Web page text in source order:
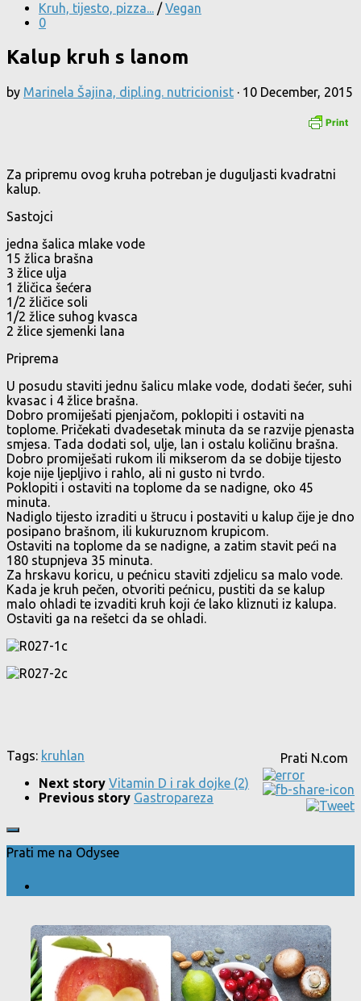
Kruh, tijesto, pizza... / Vegan
0
Kalup kruh s lanom
by Marinela Šajina, dipl.ing. nutricionist · 10 December, 2015
Za pripremu ovog kruha potreban je duguljasti kvadratni
kalup.
Sastojci
jedna šalica mlake vode
15 žlica brašna
3 žlice ulja
1 žličica šećera
1/2 žličice soli
1/2 žlice suhog kvasca
2 žlice sjemenki lana
Priprema
U posudu staviti jednu šalicu mlake vode, dodati šećer, suhi
kvasac i 4 žlice brašna.
Dobro promiješati pjenjačom, poklopiti i ostaviti na
toplome. Pričekati dvadesetak minuta da se razvije pjenasta
smjesa. Tada dodati sol, ulje, lan i ostalu količinu brašna.
Dobro promiješati rukom ili mikserom da se dobije tijesto
koje nije ljepljivo i rahlo, ali ni gusto ni tvrdo.
Poklopiti i ostaviti na toplome da se nadigne, oko 45
minuta.
Nadiglo tijesto izraditi u štrucu i postaviti u kalup čije je dno
posipano brašnom, ili kukuruznom krupicom.
Ostaviti na toplome da se nadigne, a zatim stavit peći na
180 stupnjeva 35 minuta.
Za hrskavu koricu, u pećnicu staviti zdjelicu sa malo vode.
Kada je kruh pečen, otvoriti pećnicu, pustiti da se kalup
malo ohladi te izvaditi kruh koji će lako kliznuti iz kalupa.
Ostaviti ga na rešetci da se ohladi.
Prati N.com
Tags: kruhlan
Next story Vitamin D i rak dojke (2)
Previous story Gastropareza
Prati me na Odysee